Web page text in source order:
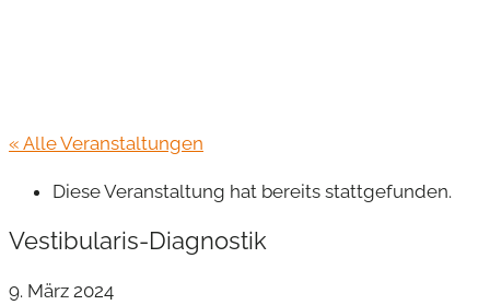
« Alle Veranstaltungen
Diese Veranstaltung hat bereits stattgefunden.
Vestibularis-Diagnostik
9. März 2024